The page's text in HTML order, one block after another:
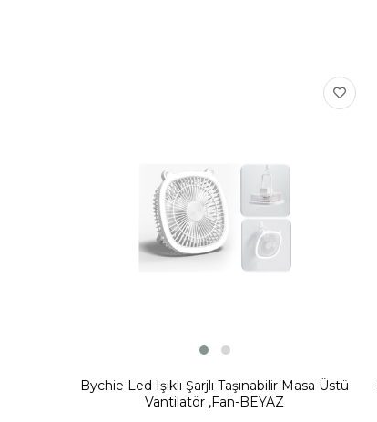
Bychie Led Işıklı Şarjlı Taşınabilir Masa Üstü
Vantilatör ,Fan-BEYAZ